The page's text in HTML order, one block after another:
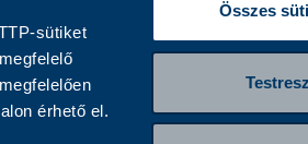
sütiket
érhető el.
Összes